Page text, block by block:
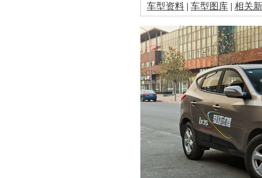
车型资料 | 车型图库 | 相关